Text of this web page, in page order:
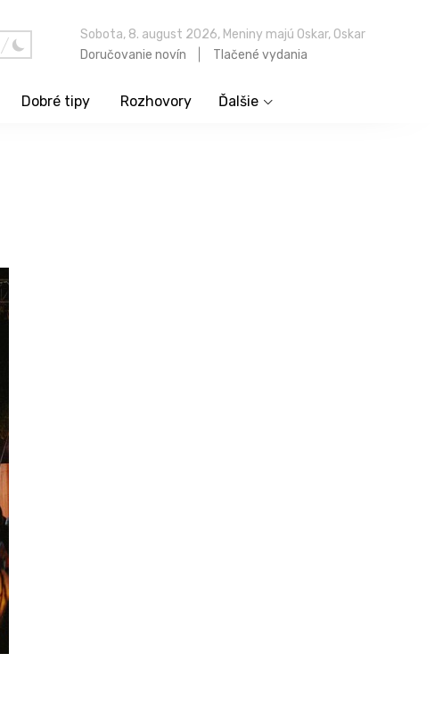
Sobota, 8. august 2026, Meniny majú Oskar, Oskar
Doručovanie novín
Tlačené vydania
Dobré tipy Rozhovory Ďalšie